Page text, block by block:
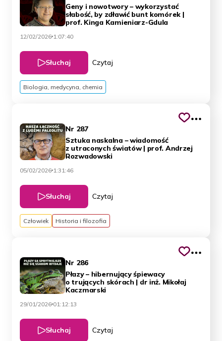
Geny i nowotwory – wykorzystać
słabość, by zdławić bunt komórek |
prof. Kinga Kamieniarz-Gdula
12/02/2026 1:07:40
Słuchaj Czytaj
Biologia, medycyna, chemia
Nr 287
Sztuka naskalna – wiadomość
z utraconych światów | prof. Andrzej
Rozwadowski
05/02/2026 1:31:46
Słuchaj Czytaj
Człowiek Historia i filozofia
Nr 286
Płazy – hibernujący śpiewacy
o trujących skórach | dr inż. Mikołaj
Kaczmarski
29/01/2026 01:12:13
Słuchaj Czytaj